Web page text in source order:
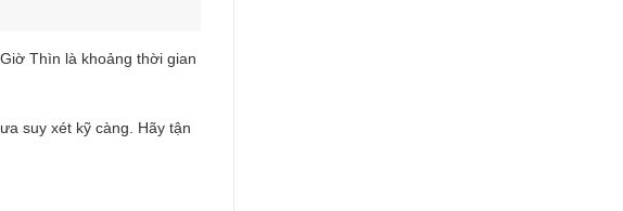
Thìn là khoảng thời gian
suy xét kỹ càng. Hãy tận